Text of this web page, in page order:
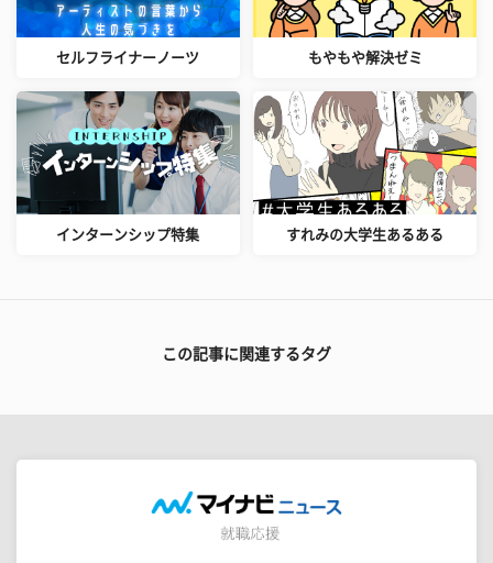
セルフライナーノーツ もやもや解決ゼミ
インターンシップ特集 すれみの大学生あるある
この記事に関連するタグ